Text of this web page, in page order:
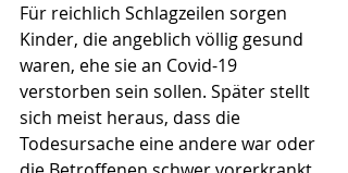
Für reichlich Schlagzeilen sorgen
Kinder, die angeblich völlig gesund
waren, ehe sie an Covid-19
verstorben sein sollen. Später stellt
sich meist heraus, dass die
Todesursache eine andere war oder